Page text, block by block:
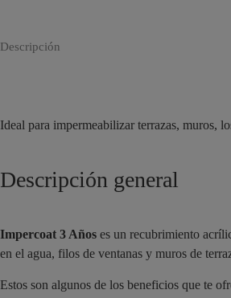
Descripción
Ideal para impermeabilizar terrazas, muros,
Descripción general
Impercoat 3 Años es un recubrimiento
en el agua, filos de ventanas y muros de
Estos son algunos de los beneficios que te